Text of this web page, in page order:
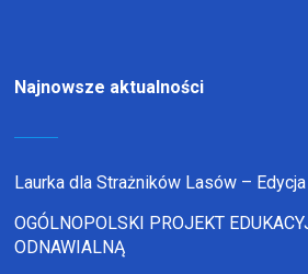
Najnowsze aktualności
Laurka dla Strażników Lasów –
OGÓLNOPOLSKI PROJEKT
ODNAWIALNĄ